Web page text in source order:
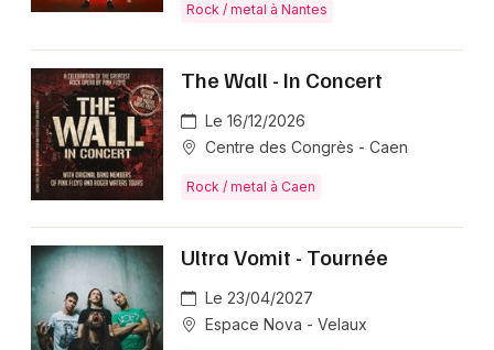
Rock / metal à Nantes
The Wall - In Concert
Le 16/12/2026
Centre des Congrès - Caen
Rock / metal à Caen
Ultra Vomit - Tournée
Le 23/04/2027
Espace Nova - Velaux